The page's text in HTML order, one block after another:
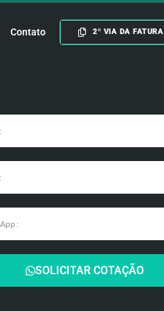
Contato 2º VIA DA FATURA
SOLICITAR COTAÇÃO